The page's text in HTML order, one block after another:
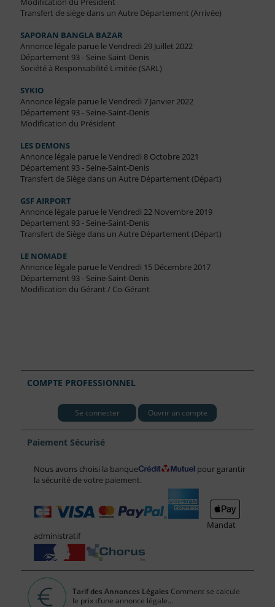
Transfert de siège dans un Autre Département (Arrivée)
SAPORAN BANGLA BAZAR
Annonce légale parue le Vendredi 29 Juillet 2022
Département 93 - Seine-Saint-Denis
Société à Responsabilité Limitée (SARL)
SYKIO
Annonce légale parue le Vendredi 7 Janvier 2022
Département 93 - Seine-Saint-Denis
Modification du Président
LES DEMONS
Annonce légale parue le Vendredi 8 Octobre 2021
Département 93 - Seine-Saint-Denis
Transfert de Siège dans un Autre Département (Départ)
GSF AIRPORT
Annonce légale parue le Vendredi 22 Novembre 2019
Département 93 - Seine-Saint-Denis
Transfert de Siège dans un Autre Département (Départ)
LE NOMADE
Annonce légale parue le Vendredi 15 Décembre 2017
Département 93 - Seine-Saint-Denis
Modification du Gérant / Co-Gérant
COMPTE PROFESSIONNEL
Se connecter Ouvrir un compte
Paiement Sécurisé
Nous avons choisi la banque
pour garantir
la sécurité de votre paiement.
Mandat
administratif
Tarif des Annonces Légales Comment se calcule
le prix d’une annonce légale...